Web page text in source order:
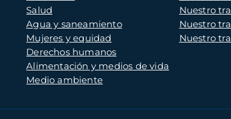
Salud
Agua y saneamiento
Mujeres y equidad
Derechos humanos
Alimentación y medios de vida
Medio ambiente
Nuestro
Nuestro
Nuestro